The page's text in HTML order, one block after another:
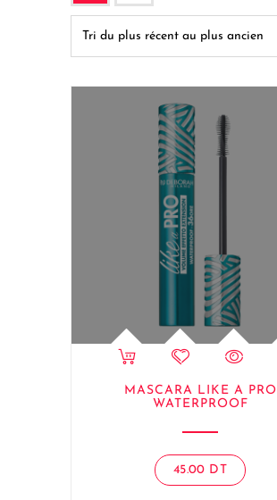
MASCARA LIKE A PRO
WATERPROOF
45.00 DT